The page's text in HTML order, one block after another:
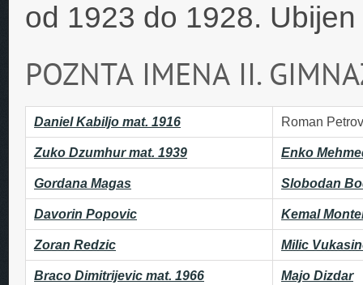
od 1923 do 1928.
POZNTA IMENA II.
Daniel Kabiljo mat. 1916 Roman
Zuko Dzumhur mat. 1939 Enko
Gordana Magas Slobodan
Davorin Popovic Kemal
Zoran Redzic Milic
Braco Dimitrijevic mat. 1966 Majo Dizdar